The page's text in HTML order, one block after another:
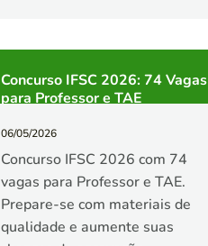
Concurso IFSC 2026: 74 Vagas
para Professor e TAE
06/05/2026
Concurso IFSC 2026 com 74
vagas para Professor e TAE.
Prepare-se com materiais de
qualidade e aumente suas